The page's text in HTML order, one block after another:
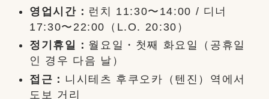
영업시간： 런치 11:30〜14:00 / 디너
17:30〜22:00（L.O. 20:30）
정기휴일： 월요일・첫째 화요일（공휴일
인 경우 다음 날）
접근： 니시테츠 후쿠오카（텐진）역에서
도보 거리